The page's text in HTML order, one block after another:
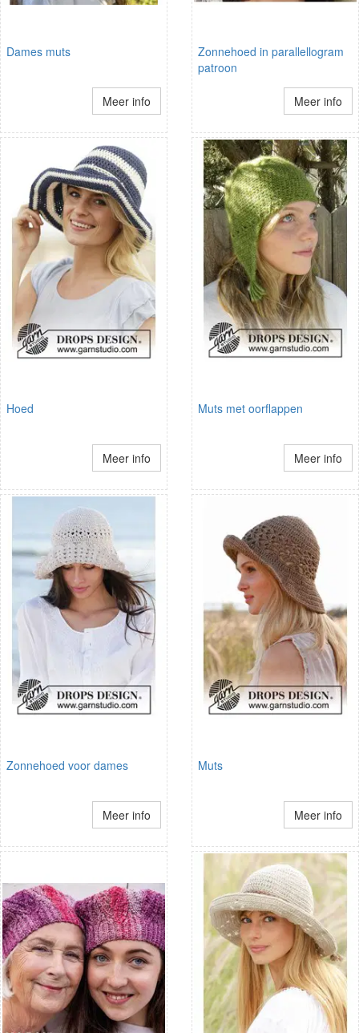
Dames muts
Meer info
Zonnehoed in parallellogram
patroon
Meer info
Hoed
Meer info
Muts met oorflappen
Meer info
Zonnehoed voor dames
Meer info
Muts
Meer info